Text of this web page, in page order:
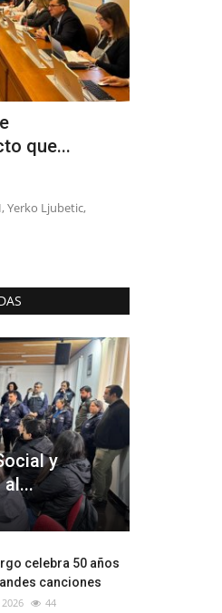
que...
Yerko Ljubetic,
y
celebra 50 años
canciones
44